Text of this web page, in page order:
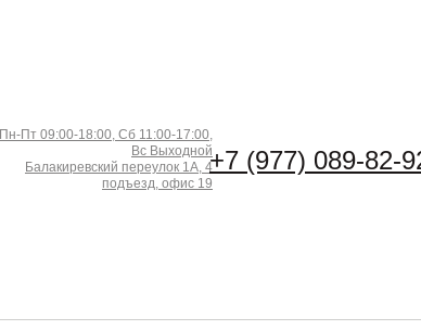
Пн-Пт 09:00-18:00, Сб 11:00-17:00,
Вс Выходной
Балакиревский переулок 1А, 4
подъезд, офис 19
+7 (977) 089-82-